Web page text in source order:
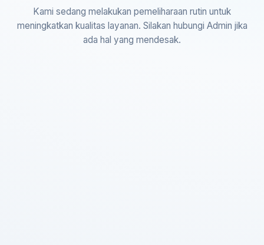
Kami sedang melakukan pemeliharaan rutin untuk
meningkatkan kualitas layanan. Silakan hubungi Admin jika
ada hal yang mendesak.